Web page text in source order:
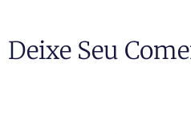
Deixe Seu